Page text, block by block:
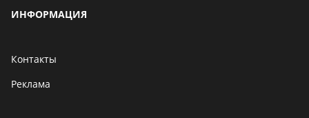
ИНФОРМАЦИЯ
Контакты
Реклама